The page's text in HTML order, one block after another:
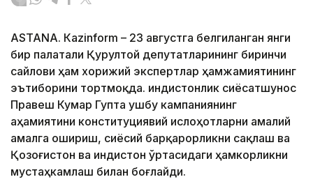
ASTANА. Кazinform – 23 августга белгиланган янги
бир палатали Қурултой депутатларининг биринчи
сайлови ҳам хорижий экспертлар ҳамжамиятининг
эътиборини тортмоқда. Ҳиндистонлик сиёсатшунос
Правеш Кумар Гупта ушбу кампаниянинг
аҳамиятини конституциявий ислоҳотларни амалий
амалга ошириш, сиёсий барқарорликни сақлаш ва
Қозоғистон ва Ҳиндистон ўртасидаги ҳамкорликни
мустаҳкамлаш билан боғлайди.